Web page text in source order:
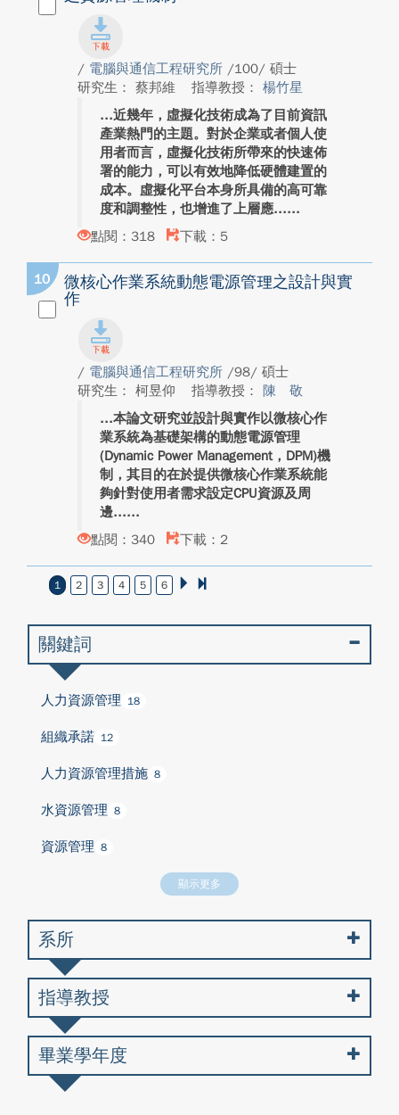
/ 電腦與通信工程研究所 /100/ 碩士
研究生： 蔡邦維
指導教授： 楊竹星
近幾年，虛擬化技術成為了目前資訊
產業熱門的主題。對於企業或者個人使
用者而言，虛擬化技術所帶來的快速佈
署的能力，可以有效地降低硬體建置的
成本。虛擬化平台本身所具備的高可靠
度和調整性，也增進了上層應...
點閱：318
下載：5
10
微核心作業系統動態電源管理之設計與實
作
/ 電腦與通信工程研究所 /98/ 碩士
研究生： 柯昱仰
指導教授： 陳 敬
本論文研究並設計與實作以微核心作
業系統為基礎架構的動態電源管理
(Dynamic Power Management，DPM)機
制，其目的在於提供微核心作業系統能
夠針對使用者需求設定CPU資源及周
邊...
點閱：340
下載：2
1 2 3 4 5 6
關鍵詞
人力資源管理 18
組織承諾 12
人力資源管理措施 8
水資源管理 8
資源管理 8
顯示更多
系所
指導教授
畢業學年度